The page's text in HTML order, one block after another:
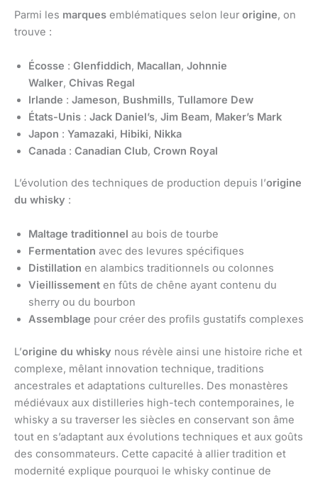
Parmi les marques emblématiques selon leur origine, on
trouve :
Écosse : Glenfiddich, Macallan, Johnnie
Walker, Chivas Regal
Irlande : Jameson, Bushmills, Tullamore Dew
États-Unis : Jack Daniel’s, Jim Beam, Maker’s Mark
Japon : Yamazaki, Hibiki, Nikka
Canada : Canadian Club, Crown Royal
L’évolution des techniques de production depuis l’origine
du whisky :
Maltage traditionnel au bois de tourbe
Fermentation avec des levures spécifiques
Distillation en alambics traditionnels ou colonnes
Vieillissement en fûts de chêne ayant contenu du
sherry ou du bourbon
Assemblage pour créer des profils gustatifs complexes
L’origine du whisky nous révèle ainsi une histoire riche et
complexe, mêlant innovation technique, traditions
ancestrales et adaptations culturelles. Des monastères
médiévaux aux distilleries high-tech contemporaines, le
whisky a su traverser les siècles en conservant son âme
tout en s’adaptant aux évolutions techniques et aux goûts
des consommateurs. Cette capacité à allier tradition et
modernité explique pourquoi le whisky continue de